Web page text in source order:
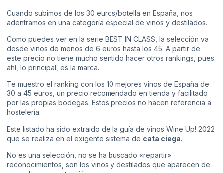
Cuando subimos de los 30 euros/botella en España, nos
adentramos en una categoría especial de vinos y destilados.
Como puedes ver en la serie BEST IN CLASS , la selección va
desde vinos de menos de 6 euros hasta los 45. A partir de
este precio no tiene mucho sentido hacer otros rankings, pues
ahí, lo principal, es la marca.
Te muestro el ranking con los 10 mejores vinos de España de
30 a 45 euros, un precio recomendado en tienda y facilitado
por las propias bodegas. Estos precios no hacen referencia a
hostelería.
Este listado ha sido extraido de la guía de vinos Wine Up! 2022
que se realiza en el exigente sistema de cata ciega.
No es una selección, no se ha buscado «repartir»
reconocimientos, son los vinos y destilados que aparecen de